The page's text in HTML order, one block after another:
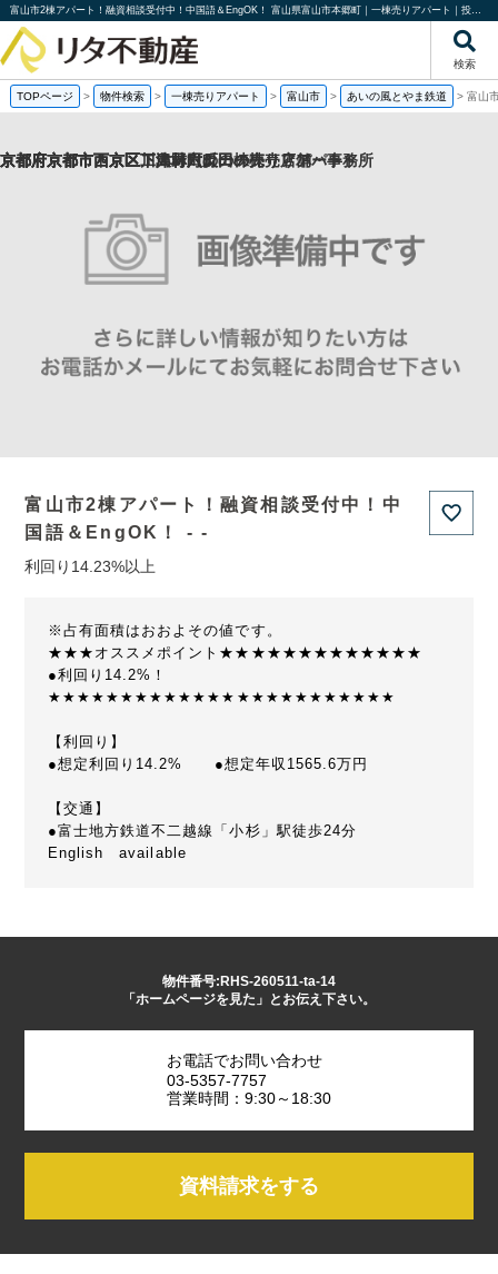
富山市2棟アパート！融資相談受付中！中国語＆EngOK！ 富山県富山市本郷町｜一棟売りアパート｜投資物件や収益物件｜株式会社リタ不動産
検索
TOPページ > 物件検索 > 一棟売りアパート > 富山市 > あいの風とやま鉄道 > 富山
富山市2棟アパート！融資相談受付中！中
国語＆EngOK！ - -
利回り14.23%以上
※占有面積はおおよその値です。
★★★オススメポイント★★★★★★★★★★★★★
●利回り14.2%！
★★★★★★★★★★★★★★★★★★★★★★★★
【利回り】
●想定利回り14.2% ●想定年収1565.6万円
【交通】
●富士地方鉄道不二越線「小杉」駅徒歩24分
English available
物件番号:RHS-260511-ta-14
「ホームページを見た」とお伝え下さい。
お電話でお問い合わせ
03-5357-7757
営業時間：9:30～18:30
資料請求をする
京都府京都市西京区下津林六反田の売り店舗・事務所
京都府京都市西京区川島野田町の一棟売りアパート
京都府京都市西京区下津林六反田の
京都府京都市下京区二人司町の一棟売りアパート